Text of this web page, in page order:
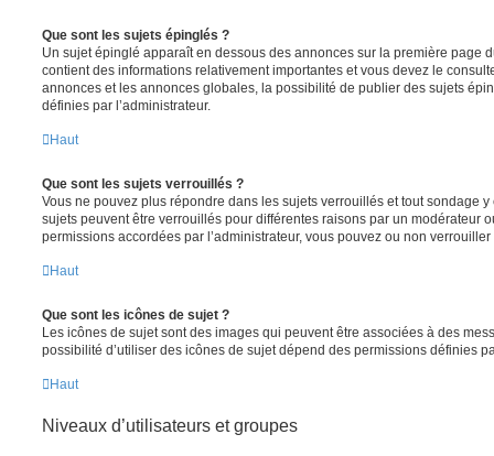
Que sont les sujets épinglés ?
Un sujet épinglé apparaît en dessous des annonces sur la première page
contient des informations relativement importantes et vous devez le
annonces et les annonces globales, la possibilité de publier des sujets
définies par l’administrateur.
Haut
Que sont les sujets verrouillés ?
Vous ne pouvez plus répondre dans les sujets verrouillés et tout sondage
sujets peuvent être verrouillés pour différentes raisons par un modérateur
permissions accordées par l’administrateur, vous pouvez ou non
Haut
Que sont les icônes de sujet ?
Les icônes de sujet sont des images qui peuvent être associées à des
possibilité d’utiliser des icônes de sujet dépend des permissions définies
Haut
Niveaux d’utilisateurs et groupes